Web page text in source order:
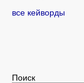
все кейворды
Поиск